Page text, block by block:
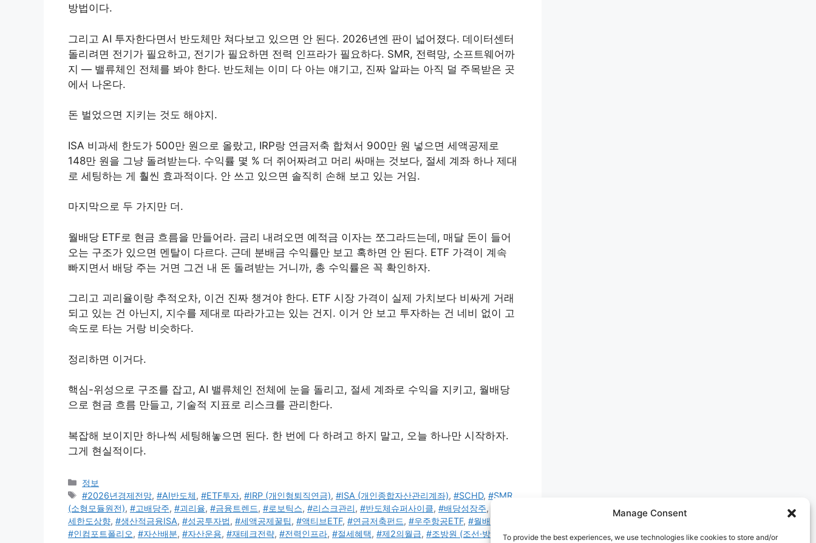
Manage Consent
To provide the best experiences, we use technologies like cookies to store and/or
방법이다.
그리고 AI 투자한다면서 반도체만 쳐다보고 있으면 안 된다. 2026년엔 판이 넓어졌다. 데이터센터
돌리려면 전기가 필요하고, 전기가 필요하면 전력 인프라가 필요하다. SMR, 전력망, 소프트웨어까
지 — 밸류체인 전체를 봐야 한다. 반도체는 이미 다 아는 얘기고, 진짜 알파는 아직 덜 주목받은 곳
에서 나온다.
돈 벌었으면 지키는 것도 해야지.
ISA 비과세 한도가 500만 원으로 올랐고, IRP랑 연금저축 합쳐서 900만 원 넣으면 세액공제로
148만 원을 그냥 돌려받는다. 수익률 몇 % 더 쥐어짜려고 머리 싸매는 것보다, 절세 계좌 하나 제대
로 세팅하는 게 훨씬 효과적이다. 안 쓰고 있으면 솔직히 손해 보고 있는 거임.
마지막으로 두 가지만 더.
월배당 ETF로 현금 흐름을 만들어라. 금리 내려오면 예적금 이자는 쪼그라드는데, 매달 돈이 들어
오는 구조가 있으면 멘탈이 다르다. 근데 분배금 수익률만 보고 혹하면 안 된다. ETF 가격이 계속
빠지면서 배당 주는 거면 그건 내 돈 돌려받는 거니까, 총 수익률은 꼭 확인하자.
그리고 괴리율이랑 추적오차, 이건 진짜 챙겨야 한다. ETF 시장 가격이 실제 가치보다 비싸게 거래
되고 있는 건 아닌지, 지수를 제대로 따라가고는 있는 건지. 이거 안 보고 투자하는 건 네비 없이 고
속도로 타는 거랑 비슷하다.
정리하면 이거다.
핵심-위성으로 구조를 잡고, AI 밸류체인 전체에 눈을 돌리고, 절세 계좌로 수익을 지키고, 월배당
으로 현금 흐름 만들고, 기술적 지표로 리스크를 관리한다.
복잡해 보이지만 하나씩 세팅해놓으면 된다. 한 번에 다 하려고 하지 말고, 오늘 하나만 시작하자.
그게 현실적이다.
카
테
고
리
정보
태
그
#2026년경제전망,#AI반도체,#ETF투자,#IRP (개인형퇴직연금),#ISA (개인종합자산관리계좌),#SCHD,#SMR
(소형모듈원전), #고배당주, #괴리율, #금융트렌드, #로보틱스, #리스크관리, #반도체슈퍼사이클, #배당성장주,
세한도상향, #생산적금융ISA, #성공투자법, #세액공제꿀팁, #액티브ETF, #연금저축펀드, #우주항공ETF, #월배당ETF
#인컴포트폴리오, #자산배분, #자산운용, #재테크전략, #전력인프라, #절세혜택, #제2의월급, #조방원 (조선·방산·원